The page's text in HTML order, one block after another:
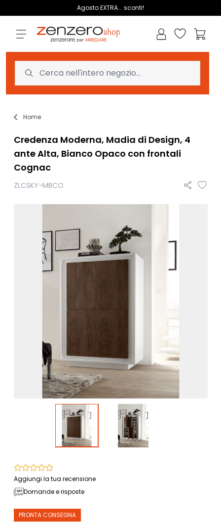
Agosto EXTRA... sconti!
Lista dei
Home
Credenza Moderna, Madia di Design, 4
ante Alta, Bianco Opaco con frontali
Cognac
ZLCSKY-MBCO
Aggiungi la tua recensione
Domande e risposte
PRONTA CONSEGNA